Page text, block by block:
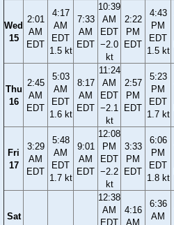
Wed
15
2:01
AM
EDT
4:17
AM
EDT
1.5 kt
7:33
AM
EDT
10:39
AM
EDT
−2.0
kt
2:22
PM
EDT
4:43
PM
EDT
1.5 kt
Thu
16
2:45
AM
EDT
5:03
AM
EDT
1.6 kt
8:17
AM
EDT
11:24
AM
EDT
−2.1
kt
2:57
PM
EDT
5:23
PM
EDT
1.7 kt
Fri
17
3:29
AM
EDT
5:48
AM
EDT
1.7 kt
9:01
AM
EDT
12:08
PM
EDT
−2.2
kt
3:33
PM
EDT
6:06
PM
EDT
1.8 kt
Sat
12:38
AM
EDT
4:16
AM
6:36
AM